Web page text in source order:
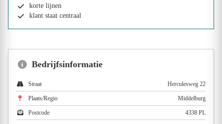
korte lijnen
klant staat centraal
Bedrijfsinformatie
Straat Herculesweg 22
Plaats/Regio Middelburg
Postcode 4338 PL